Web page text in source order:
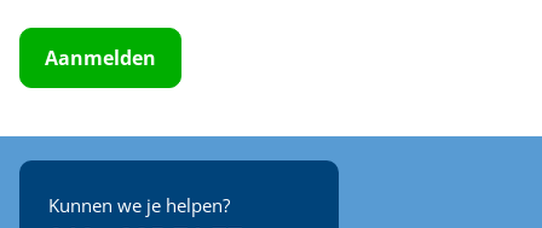
Aanmelden
Kunnen we je helpen?